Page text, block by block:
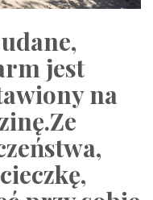
jest
na